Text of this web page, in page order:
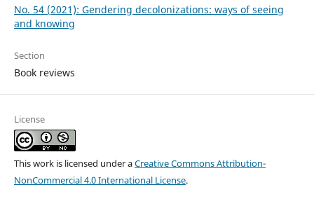
No. 54 (2021): Gendering decolonizations: ways of seeing
and knowing
Section
Book reviews
License
This work is licensed under aCreative Commons Attribution-
NonCommercial 4.0 International License.